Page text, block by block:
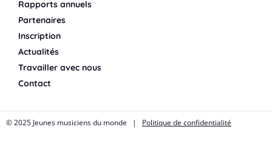
Rapports annuels
Partenaires
Inscription
Actualités
Travailler avec nous
Contact
© 2025 Jeunes musiciens du monde | Politique de confidentialité